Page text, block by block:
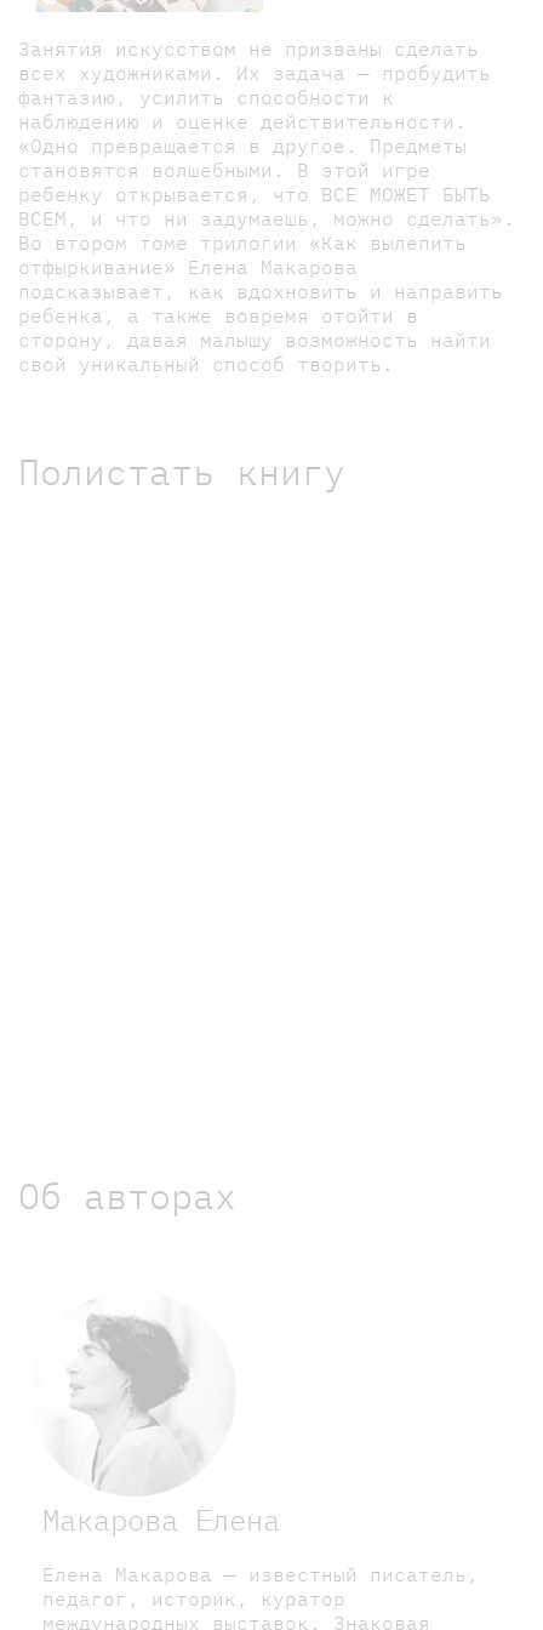
Занятия искусством не призваны сделать
всех художниками. Их задача — пробудить
фантазию, усилить способности к
наблюдению и оценке действительности.
«Одно превращается в другое. Предметы
становятся волшебными. В этой игре
ребенку открывается, что ВСЕ МОЖЕТ БЫТЬ
ВСЕМ, и что ни задумаешь, можно сделать».
Во втором томе трилогии «Как вылепить
отфыркивание» Елена Макарова
подсказывает, как вдохновить и направить
ребенка, а также вовремя отойти в
сторону, давая малышу возможность найти
свой уникальный способ творить.
Полистать книгу
Об авторах
Макарова Елена
Елена Макарова — известный писатель,
педагог, историк, куратор
международных выставок. Знаковая